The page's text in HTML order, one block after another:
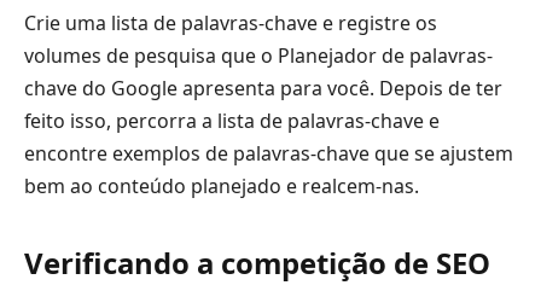
Crie uma lista de palavras-chave e registre os
volumes de pesquisa que o Planejador de palavras-
chave do Google apresenta para você. Depois de ter
feito isso, percorra a lista de palavras-chave e
encontre exemplos de palavras-chave que se ajustem
bem ao conteúdo planejado e realcem-nas.
Verificando a competição de SEO